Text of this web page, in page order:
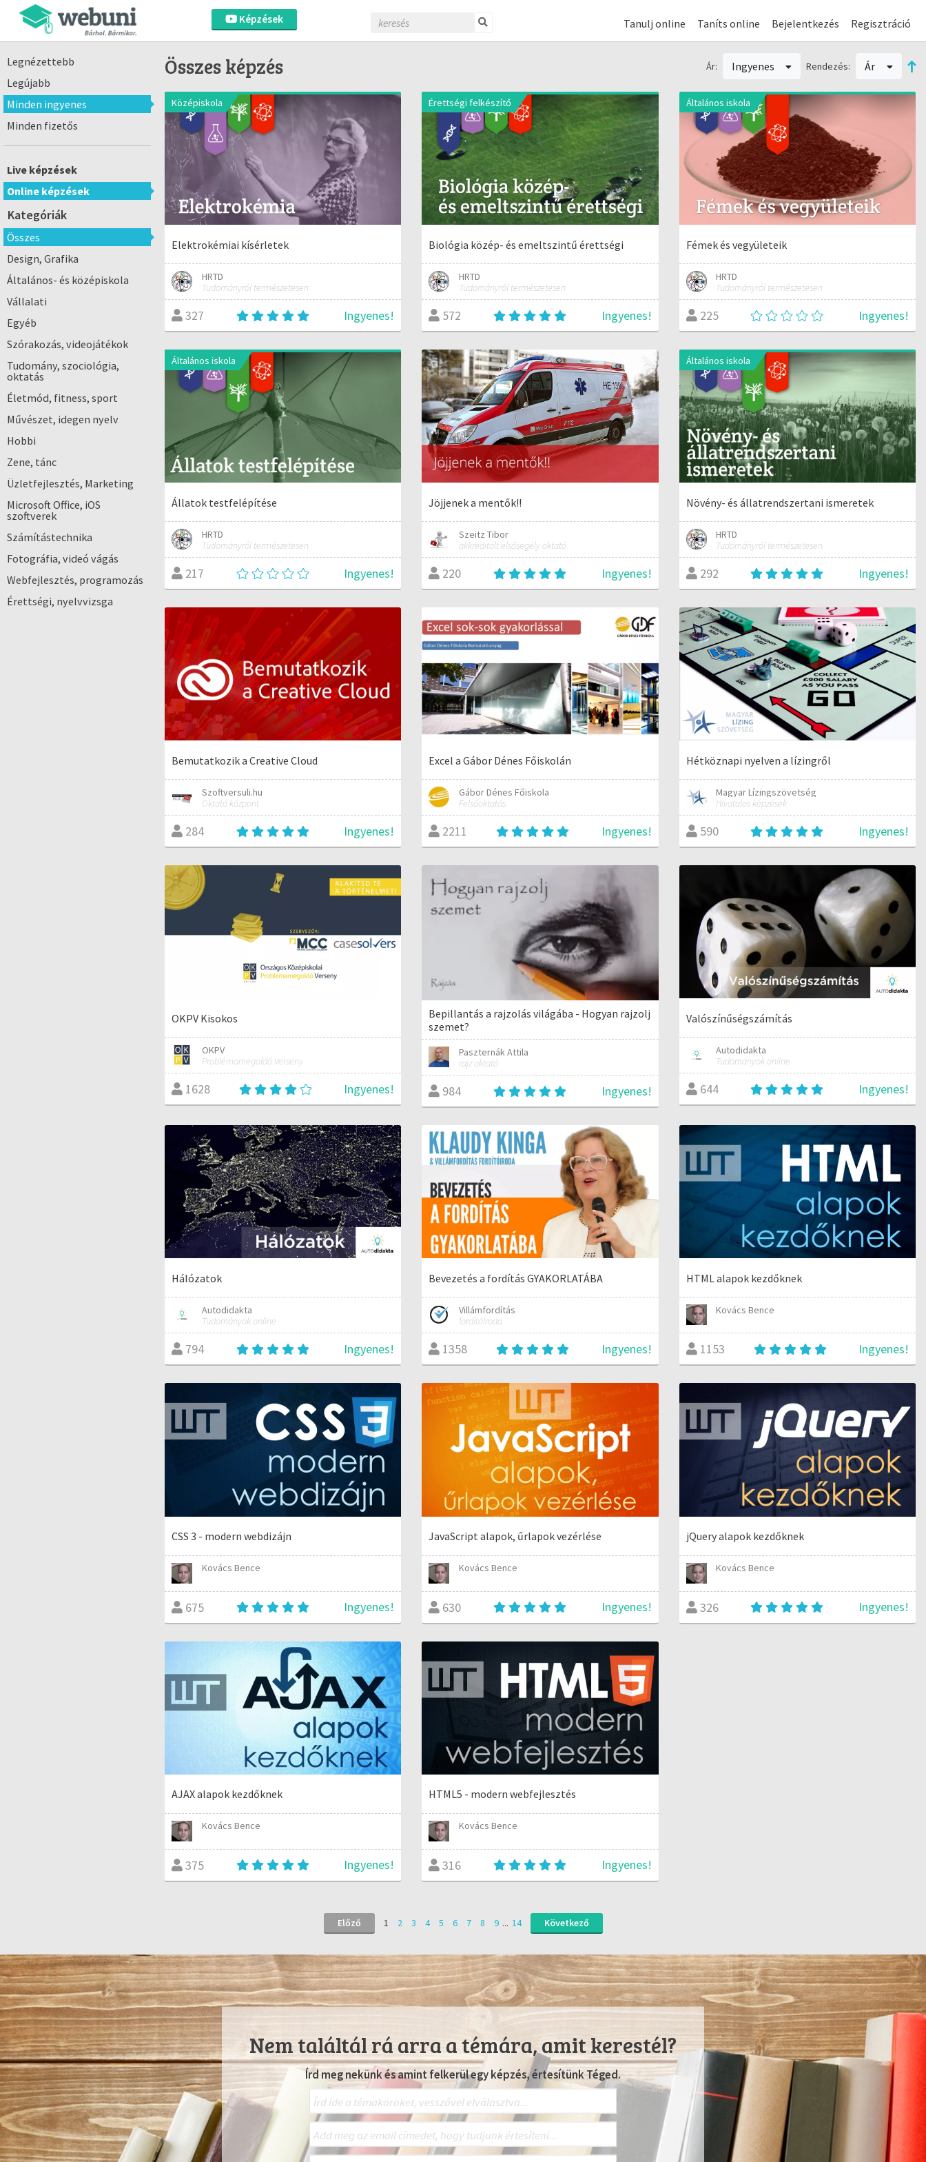
Képzések Tanulj online Taníts online Bejelentkezés Regisztráció
Legnézettebb
Legújabb
Minden ingyenes
Minden fizetős
Live képzések
Online képzések
Kategóriák
Összes
Design, Grafika
Általános- és középiskola
Vállalati
Egyéb
Szórakozás, videojátékok
Tudomány, szociológia,
oktatás
Életmód, fitness, sport
Művészet, idegen nyelv
Hobbi
Zene, tánc
Üzletfejlesztés, Marketing
Microsoft Office, iOS
szoftverek
Számítástechnika
Fotográfia, videó vágás
Webfejlesztés, programozás
Érettségi, nyelvvizsga
Összes képzés Ár: Ingyenes Rendezés: Ár
Középiskola
Elektrokémiai kísérletek
HRTD
Tudományról természetesen
327 Ingyenes!
Érettségi felkészítő
Biológia közép- és emeltszintű érettségi
HRTD
Tudományról természetesen
572 Ingyenes!
Általános iskola
Fémek és vegyületeik
HRTD
Tudományról természetesen
225 Ingyenes!
Általános iskola
Állatok testfelépítése
HRTD
Tudományról természetesen
217 Ingyenes!
Jöjjenek a mentők!!
Szeitz Tibor
akkreditált elsősegély oktató
220 Ingyenes!
Általános iskola
Növény- és állatrendszertani ismeretek
HRTD
Tudományról természetesen
292 Ingyenes!
Bemutatkozik a Creative Cloud
Szoftversuli.hu
Oktató központ
284 Ingyenes!
Excel a Gábor Dénes Főiskolán
Gábor Dénes Főiskola
Felsőoktatás
2211 Ingyenes!
Hétköznapi nyelven a lízingről
Magyar Lízingszövetség
Hivatalos képzések
590 Ingyenes!
OKPV Kisokos
OKPV
Problémamegoldó Verseny
1628 Ingyenes!
Bepillantás a rajzolás világába - Hogyan rajzolj
szemet?
Paszternák Attila
rajz oktató
984 Ingyenes!
Valószínűségszámítás
Autodidakta
Tudományok online
644 Ingyenes!
Hálózatok
Autodidakta
Tudományok online
794 Ingyenes!
Bevezetés a fordítás GYAKORLATÁBA
Villámfordítás
fordítóiroda
1358 Ingyenes!
HTML alapok kezdőknek
Kovács Bence
1153 Ingyenes!
CSS 3 - modern webdizájn
Kovács Bence
675 Ingyenes!
JavaScript alapok, űrlapok vezérlése
Kovács Bence
630 Ingyenes!
jQuery alapok kezdőknek
Kovács Bence
326 Ingyenes!
AJAX alapok kezdőknek
Kovács Bence
375 Ingyenes!
HTML5 - modern webfejlesztés
Kovács Bence
316 Ingyenes!
Előző 1 2 3 4 5 6 7 8 9 ... 14 Következő
Nem találtál rá arra a témára, amit kerestél?
Írd meg nekünk és amint felkerül egy képzés, értesítünk Téged.